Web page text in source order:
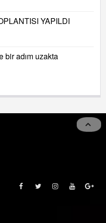
YAPILDI
bir adım uzakta